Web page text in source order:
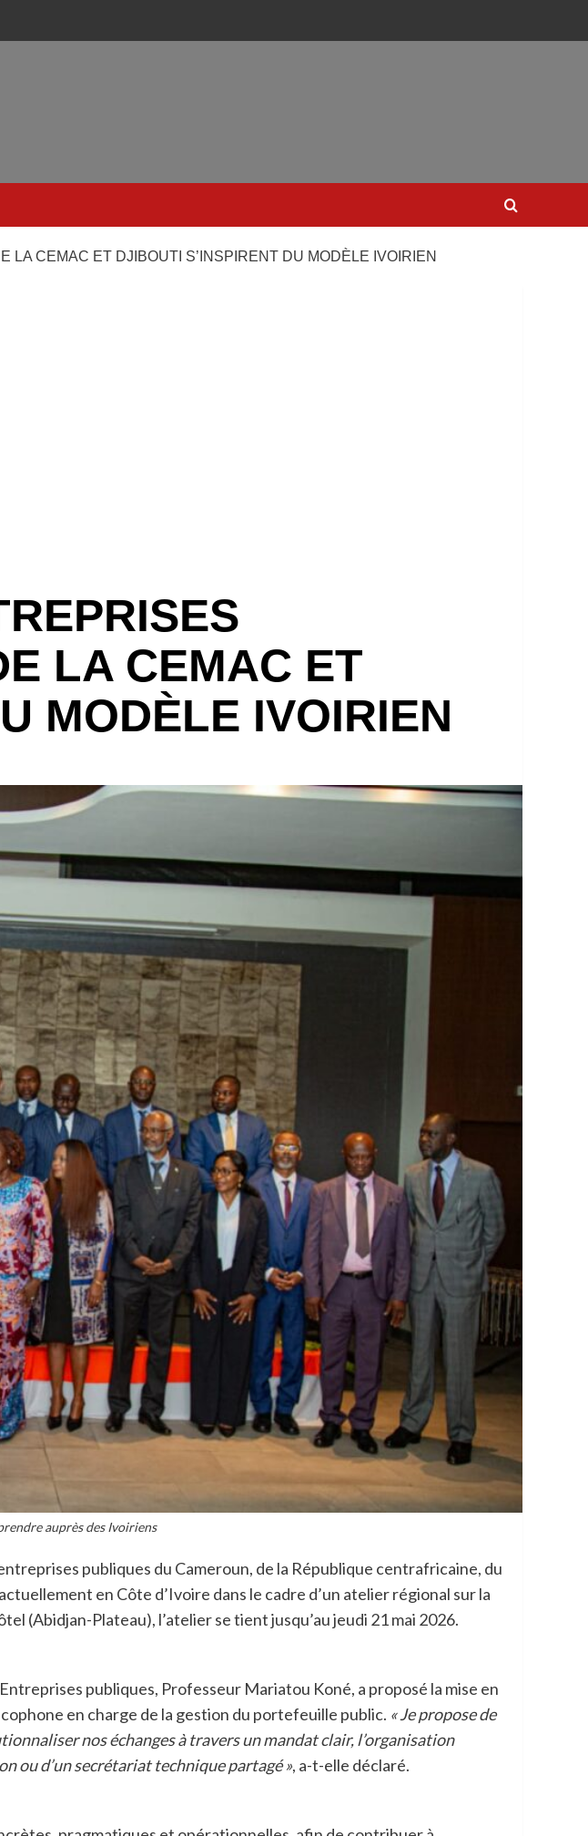
CEMAC ET DJIBOUTI S’INSPIRENT DU MODÈLE IVOIRIEN
LA CEMAC ET
MODÈLE IVOIRIEN
auprès des Ivoiriens
publiques du Cameroun, de la République centrafricaine, du
en Côte d’Ivoire dans le cadre d’un atelier régional sur la
(Abidjan-Plateau), l’atelier se tient jusqu’au jeudi 21 mai 2026.
publiques, Professeur Mariatou Koné, a proposé la mise en
en charge de la gestion du portefeuille public. « Je propose de
nos échanges à travers un mandat clair, l’organisation
ou d’un secrétariat technique partagé », a-t-elle déclaré.